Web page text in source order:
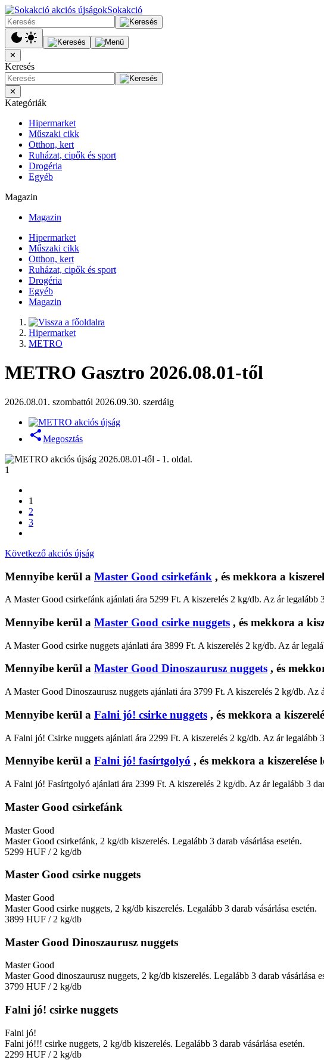
Sokakció
✕
Keresés
✕
Kategóriák
Hipermarket
Műszaki cikk
Otthon, kert
Ruházat, cipők és sport
Drogéria
Egyéb
Magazin
Magazin
Hipermarket
Műszaki cikk
Otthon, kert
Ruházat, cipők és sport
Drogéria
Egyéb
Magazin
Hipermarket
METRO
METRO Gasztro 2026.08.01-től
2026.08.01. szombattól 2026.09.30. szerdáig
Megosztás
1
1
2
3
Következő akciós újság
Mennyibe kerül a Master Good csirkefánk , és mekkora a
A Master Good csirkefánk ajánlati ára 5299 Ft. A kiszerelés 2 kg/db. Az ár legalább
Mennyibe kerül a Master Good csirke nuggets , és mekkora a
A Master Good csirke nuggets ajánlati ára 3899 Ft. A kiszerelés 2 kg/db. Az ár
Mennyibe kerül a Master Good Dinoszaurusz nuggets , és
A Master Good Dinoszaurusz nuggets ajánlati ára 3799 Ft. A kiszerelés 2 kg/db. Az
Mennyibe kerül a Falni jó! csirke nuggets , és mekkora a
A Falni jó! Csirke nuggets ajánlati ára 2299 Ft. A kiszerelés 2 kg/db. Az ár legalább
Mennyibe kerül a Falni jó! fasírtgolyó , és mekkora a
A Falni jó! Fasírtgolyó ajánlati ára 2399 Ft. A kiszerelés 2 kg/db. Az ár legalább 3
Master Good csirkefánk
Master Good
Master Good csirkefánk, 2 kg/db kiszerelés. Legalább 3 darab vásárlása esetén.
5299 HUF / 2 kg/db
Master Good csirke nuggets
Master Good
Master Good csirke nuggets, 2 kg/db kiszerelés. Legalább 3 darab vásárlása esetén.
3899 HUF / 2 kg/db
Master Good Dinoszaurusz nuggets
Master Good
Master Good dinoszaurusz nuggets, 2 kg/db kiszerelés. Legalább 3 darab vásárlása
3799 HUF / 2 kg/db
Falni jó! csirke nuggets
Falni jó!
Falni jó!!! csirke nuggets, 2 kg/db kiszerelés. Legalább 3 darab vásárlása esetén.
2299 HUF / 2 kg/db